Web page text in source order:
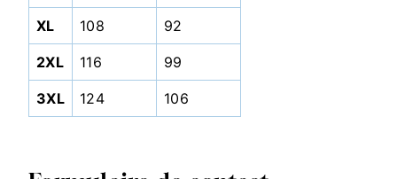
XL 108 92
2XL 116 99
3XL 124 106